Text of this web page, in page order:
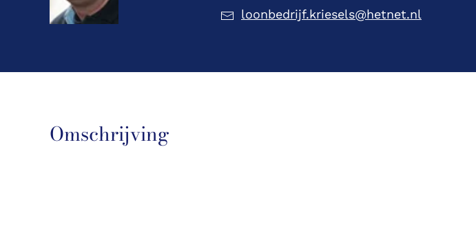
loonbedrijf.kriesels@hetnet.nl
Omschrijving